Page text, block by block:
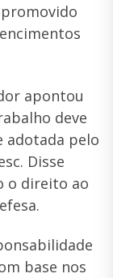
apontou
deve
adotada pelo
Disse
o direito ao
base nos